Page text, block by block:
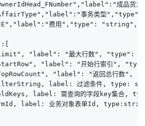
成品货
事务类型
费用","type": "string",
"label": "最大行数", "type":
"label": "开始行索引",
"label": "返回总行数",
label: 过滤条件, type:
label: 需查询的字段key集合,
label: 业务对象表单Id,